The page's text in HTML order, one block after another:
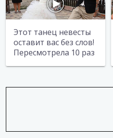
Этот танец невесты
оставит вас без слов!
Пересмотрела 10 раз